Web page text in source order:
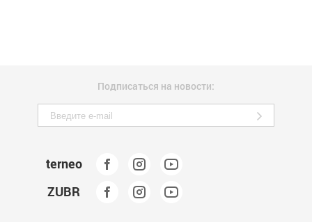
Подписаться на новости:
terneo
ZUBR